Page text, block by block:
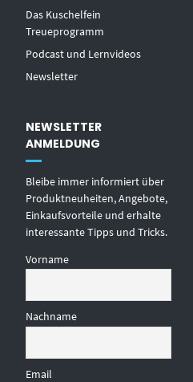
Das Kuschelfein
Treueprogramm
Podcast und Lernvideos
Newsletter
NEWSLETTER
ANMELDUNG
Bleibe immer informiert über
Produktneuheiten, Angebote,
Einkaufsvorteile und erhalte
interessante Tipps und Tricks.
Vorname
Nachname
Email